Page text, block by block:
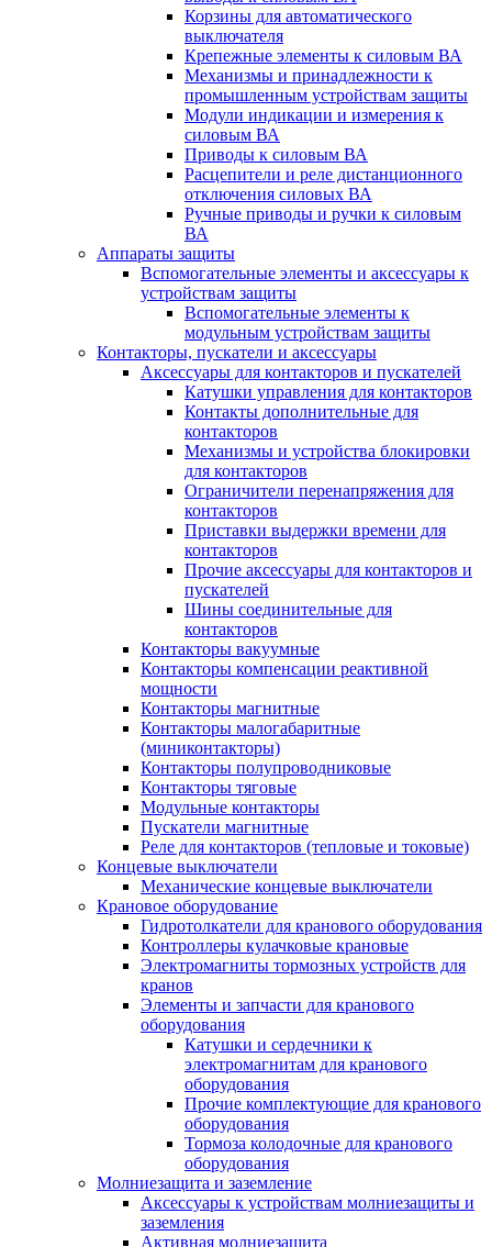
Корзины для автоматического
выключателя
Крепежные элементы к силовым ВА
Механизмы и принадлежности к
промышленным устройствам защиты
Модули индикации и измерения к
силовым ВА
Приводы к силовым ВА
Расцепители и реле дистанционного
отключения силовых ВА
Ручные приводы и ручки к силовым
ВА
Аппараты защиты
Вспомогательные элементы и аксессуары к
устройствам защиты
Вспомогательные элементы к
модульным устройствам защиты
Контакторы, пускатели и аксессуары
Аксессуары для контакторов и пускателей
Катушки управления для контакторов
Контакты дополнительные для
контакторов
Механизмы и устройства блокировки
для контакторов
Ограничители перенапряжения для
контакторов
Приставки выдержки времени для
контакторов
Прочие аксессуары для контакторов и
пускателей
Шины соединительные для
контакторов
Контакторы вакуумные
Контакторы компенсации реактивной
мощности
Контакторы магнитные
Контакторы малогабаритные
(миниконтакторы)
Контакторы полупроводниковые
Контакторы тяговые
Модульные контакторы
Пускатели магнитные
Реле для контакторов (тепловые и токовые)
Концевые выключатели
Механические концевые выключатели
Крановое оборудование
Гидротолкатели для кранового оборудования
Контроллеры кулачковые крановые
Электромагниты тормозных устройств для
кранов
Элементы и запчасти для кранового
оборудования
Катушки и сердечники к
электромагнитам для кранового
оборудования
Прочие комплектующие для кранового
оборудования
Тормоза колодочные для кранового
оборудования
Молниезащита и заземление
Аксессуары к устройствам молниезащиты и
заземления
Активная молниезащита